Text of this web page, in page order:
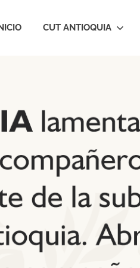
INICIO CUT ANTIOQUIA